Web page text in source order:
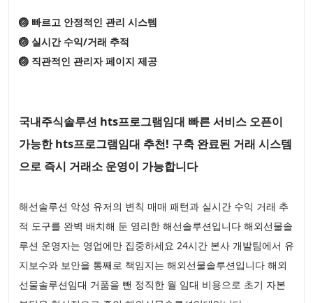
🏐 빠르고 안정적인 관리 시스템
🏐 실시간 수익/거래 추적
🏐 직관적인 관리자 페이지 제공
국내주식솔루션 hts프로그램임대 빠른 서비스 오픈이
가능한 hts프로그램임대 추천! 구축 완료된 거래 시스템
으로 즉시 거래소 운영이 가능합니다
해선솔루션 악성 유저의 변칙 매매 패턴과 실시간 수익 거래 추
적 도구를 완벽 배치해 둔 영리한 해선솔루션입니다 해외선물솔
루션 운영자는 영업에만 집중하세요 24시간 본사 개발팀에서 유
지보수와 보안을 통째로 책임지는 해외선물솔루션입니다 해외
선물솔루션임대 거품을 뺀 정직한 월 임대 비용으로 초기 자본